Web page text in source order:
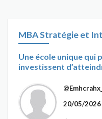
MBA Stratégie et
Une école unique qui
investissent
20/05/2026